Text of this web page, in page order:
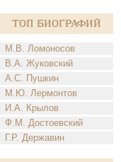
Топ Биографий
М.В. Ломоносов
В.А. Жуковский
А.С. Пушкин
М.Ю. Лермонтов
И.А. Крылов
Ф.М. Достоевский
Г.Р. Державин